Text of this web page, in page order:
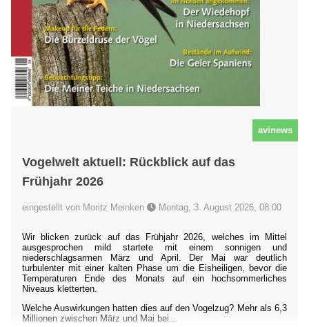
avinews
Vogelwelt aktuell: Rückblick auf das
Frühjahr 2026
eingestellt von Moritz Meinken Montag, 3. August 2026, 08:00
Wir blicken zurück auf das Frühjahr 2026, welches im Mittel
ausgesprochen mild startete mit einem sonnigen und
niederschlagsarmen März und April. Der Mai war deutlich
turbulenter mit einer kalten Phase um die Eisheiligen, bevor die
Temperaturen Ende des Monats auf ein hochsommerliches
Niveaus kletterten.
Welche Auswirkungen hatten dies auf den Vogelzug? Mehr als 6,3
Millionen zwischen März und Mai bei...